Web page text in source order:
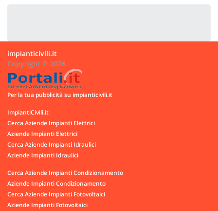
impianticivili.it
Copyright © 2026
Per la tua pubblicità su impianticivili.it
ImpiantiCivili.it
Cerca Aziende Impianti Elettrici
Aziende Impianti Elettrici
Cerca Aziende Impianti Idraulici
Aziende Impianti Idraulici
Cerca Aziende Impianti Condizionamento
Aziende Impianti Condizionamento
Cerca Aziende Impianti Fotovoltaici
Aziende Impianti Fotovoltaici